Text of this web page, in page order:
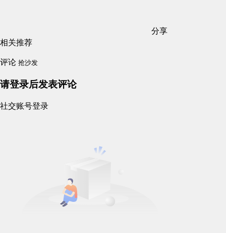
分享
相关推荐
评论 抢沙发
请登录后发表评论
社交账号登录